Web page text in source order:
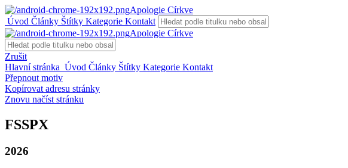
Apologie Církve
Úvod Články Štítky Kategorie Kontakt
Apologie Církve
Zrušit
Hlavní stránka Úvod Články Štítky Kategorie Kontakt
Přepnout motiv
Kopírovat adresu stránky
Znovu načíst stránku
FSSPX
2026